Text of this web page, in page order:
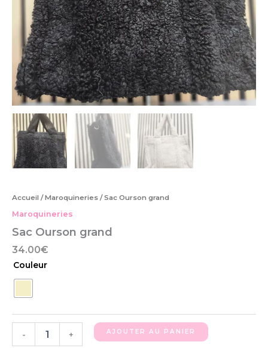
Accueil /Maroquineries / Sac Ourson grand
Maroquineries
Sac Ourson grand
34.00€
Couleur
- + AJOUTER AU PANIER